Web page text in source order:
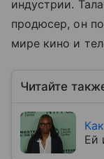
индустрии.
продюсер, он
мире кино и
Читайте
Ей